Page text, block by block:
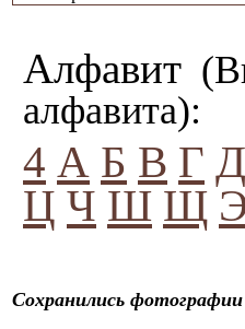
Алфавит
алфавита):
4 А Б В Г Д
Ц Ч Ш Щ
Сохранились